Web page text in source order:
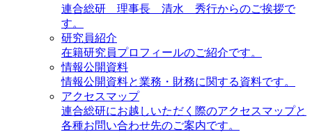
連合総研 理事長 清水 秀行からのご挨拶で
す。
研究員紹介
在籍研究員プロフィールのご紹介です。
情報公開資料
情報公開資料と業務・財務に関する資料です。
アクセスマップ
連合総研にお越しいただく際のアクセスマップと
各種お問い合わせ先のご案内です。